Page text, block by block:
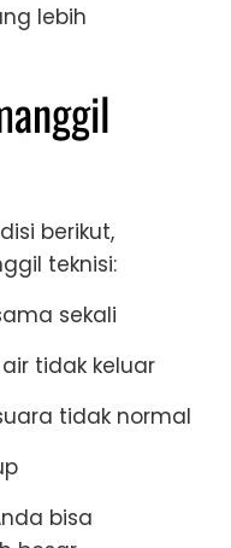
lebih
berikut,
teknisi:
sekali
tidak keluar
tidak normal
bisa